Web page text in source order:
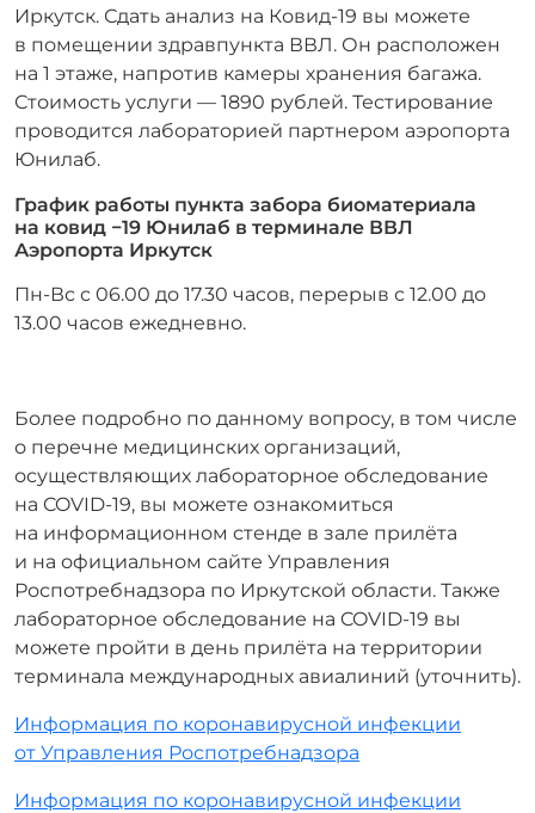
Иркутск. Сдать анализ на Ковид-19 вы можете
в помещении здравпункта ВВЛ. Он расположен
на 1 этаже, напротив камеры хранения багажа.
Стоимость услуги — 1890 рублей. Тестирование
проводится лабораторией партнером аэропорта
Юнилаб.
График работы пункта забора биоматериала
на ковид −19 Юнилаб в терминале ВВЛ
Аэропорта Иркутск
Пн-Вс с 06.00 до 17.30 часов, перерыв с 12.00 до
13.00 часов ежедневно.
Более подробно по данному вопросу, в том числе
о перечне медицинских организаций,
осуществляющих лабораторное обследование
на COVID-19, вы можете ознакомиться
на информационном стенде в зале прилёта
и на официальном сайте Управления
Роспотребнадзора по Иркутской области. Также
лабораторное обследование на COVID-19 вы
можете пройти в день прилёта на территории
терминала международных авиалиний (уточнить).
Информация по коронавирусной инфекции
от Управления Роспотребнадзора
Информация по коронавирусной инфекции